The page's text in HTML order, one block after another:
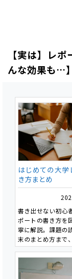
る私どもから、皆
ト添削サービスを
ットとデメリット
正直にお話するの
まで読んで見て下
【実は】レ
んな効果も…
はじめての大学
き方まとめ
書き出せない初心
ポートの書き方を
寧に解説。課題の
末のまとめ方まで
る入門記事です。